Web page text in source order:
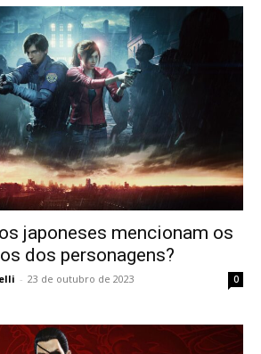
japoneses mencionam os
dos personagens?
- 23 de outubro de 2023 0